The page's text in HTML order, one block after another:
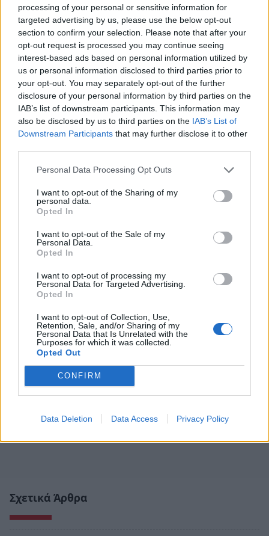
processing of your personal or sensitive information for
targeted advertising by us, please use the below opt-out
section to confirm your selection. Please note that after your
opt-out request is processed you may continue seeing
interest-based ads based on personal information utilized by
us or personal information disclosed to third parties prior to
your opt-out. You may separately opt-out of the further
disclosure of your personal information by third parties on the
IAB’s list of downstream participants. This information may
also be disclosed by us to third parties on the IAB’s List of
Downstream Participants that may further disclose it to other
Personal Data Processing Opt Outs
I want to opt-out of the Sharing of my
personal data.
Opted In
I want to opt-out of the Sale of my
Personal Data.
Opted In
I want to opt-out of processing my
Personal Data for Targeted Advertising.
Opted In
I want to opt-out of Collection, Use,
Retention, Sale, and/or Sharing of my
Personal Data that Is Unrelated with the
Purposes for which it was collected.
Opted Out
CONFIRM
Data Deletion Data Access Privacy Policy
TAGS: ΣΑΝ ΣΗΜΕΡΑ
ΒΑΡΟΝΟΣ ΜΙΝΧΑΟΥΖΕΝ
ΓΕΝΝΗΣΗ
Σχετικά Άρθρα